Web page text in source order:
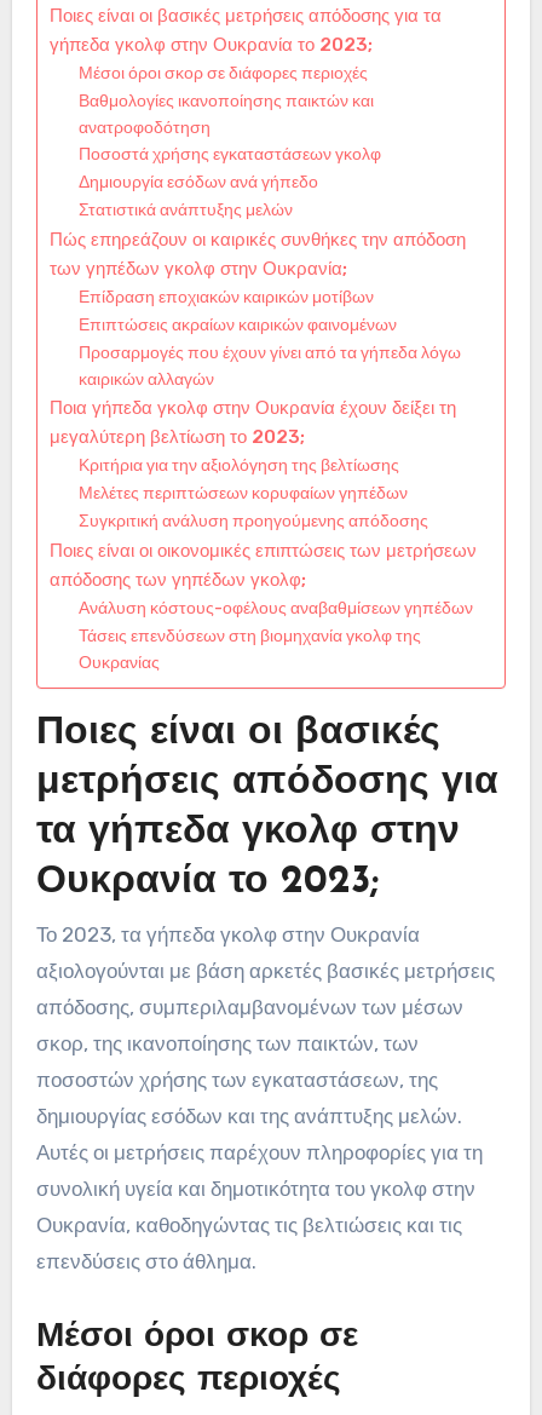
Ποιες είναι οι βασικές μετρήσεις απόδοσης για τα
γήπεδα γκολφ στην Ουκρανία το 2023;
Μέσοι όροι σκορ σε διάφορες περιοχές
Βαθμολογίες ικανοποίησης παικτών και
ανατροφοδότηση
Ποσοστά χρήσης εγκαταστάσεων γκολφ
Δημιουργία εσόδων ανά γήπεδο
Στατιστικά ανάπτυξης μελών
Πώς επηρεάζουν οι καιρικές συνθήκες την απόδοση
των γηπέδων γκολφ στην Ουκρανία;
Επίδραση εποχιακών καιρικών μοτίβων
Επιπτώσεις ακραίων καιρικών φαινομένων
Προσαρμογές που έχουν γίνει από τα γήπεδα λόγω
καιρικών αλλαγών
Ποια γήπεδα γκολφ στην Ουκρανία έχουν δείξει τη
μεγαλύτερη βελτίωση το 2023;
Κριτήρια για την αξιολόγηση της βελτίωσης
Μελέτες περιπτώσεων κορυφαίων γηπέδων
Συγκριτική ανάλυση προηγούμενης απόδοσης
Ποιες είναι οι οικονομικές επιπτώσεις των μετρήσεων
απόδοσης των γηπέδων γκολφ;
Ανάλυση κόστους-οφέλους αναβαθμίσεων γηπέδων
Τάσεις επενδύσεων στη βιομηχανία γκολφ της
Ουκρανίας
Ποιες είναι οι βασικές
μετρήσεις απόδοσης για
τα γήπεδα γκολφ στην
Ουκρανία το 2023;
Το 2023, τα γήπεδα γκολφ στην Ουκρανία
αξιολογούνται με βάση αρκετές βασικές μετρήσεις
απόδοσης, συμπεριλαμβανομένων των μέσων
σκορ, της ικανοποίησης των παικτών, των
ποσοστών χρήσης των εγκαταστάσεων, της
δημιουργίας εσόδων και της ανάπτυξης μελών.
Αυτές οι μετρήσεις παρέχουν πληροφορίες για τη
συνολική υγεία και δημοτικότητα του γκολφ στην
Ουκρανία, καθοδηγώντας τις βελτιώσεις και τις
επενδύσεις στο άθλημα.
Μέσοι όροι σκορ σε
διάφορες περιοχές